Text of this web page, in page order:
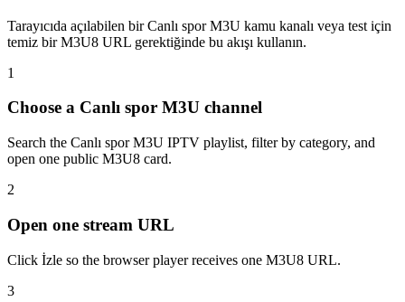
Tarayıcıda açılabilen bir Canlı spor M3U kamu kanalı veya test için
temiz bir M3U8 URL gerektiğinde bu akışı kullanın.
1
Choose a Canlı spor M3U channel
Search the Canlı spor M3U IPTV playlist, filter by category, and
open one public M3U8 card.
2
Open one stream URL
Click İzle so the browser player receives one M3U8 URL.
3